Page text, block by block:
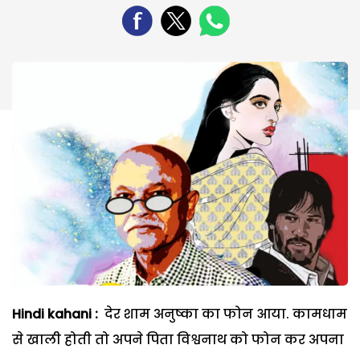
Hindi kahani : देर शाम अनुष्का का फोन आया. कामधाम
से खाली होती तो अपने पिता विश्वनाथ को फोन कर अपना